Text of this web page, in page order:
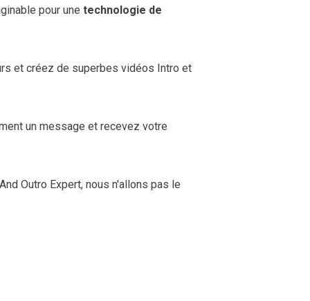
pour une technologie de
et créez de superbes vidéos Intro et
un message et recevez votre
Outro Expert, nous n'allons pas le